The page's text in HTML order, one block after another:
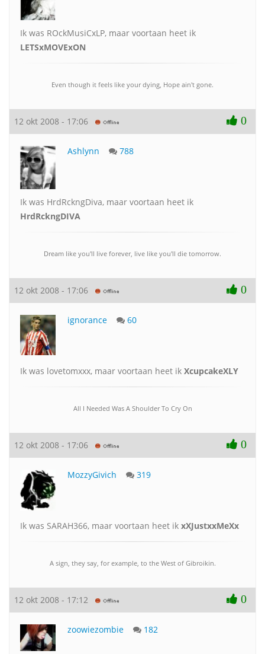
Ik was ROckMusiCxLP, maar voortaan heet ik
LETSxMOVExON
Even though it feels like your dying, Hope ain't gone.
12 okt 2008 - 17:06 0
Ashlynn 788
Ik was HrdRckngDiva, maar voortaan heet ik
HrdRckngDIVA
Dream like you'll live forever, live like you'll die tomorrow.
12 okt 2008 - 17:06 0
ignorance 60
Ik was lovetomxxx, maar voortaan heet ik XcupcakeXLY
All I Needed Was A Shoulder To Cry On
12 okt 2008 - 17:06 0
MozzyGivich 319
Ik was SARAH366, maar voortaan heet ik xXJustxxMeXx
A sign, they say, for example, to the West of Gibroikin.
12 okt 2008 - 17:12 0
zoowiezombie 182